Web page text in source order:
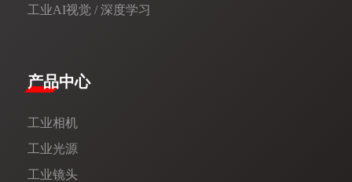
工业AI视觉 / 深度学习
产品中心
工业相机
工业光源
工业镜头